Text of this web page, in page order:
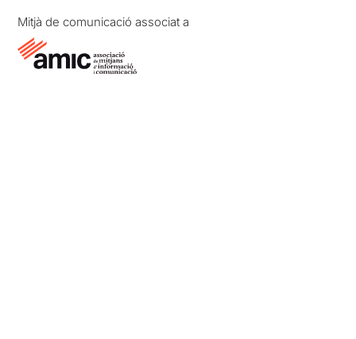
Mitjà de comunicació associat a